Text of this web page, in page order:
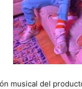
musical del